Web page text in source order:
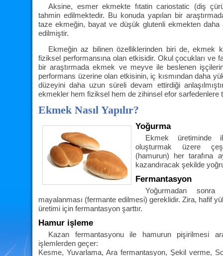
Aksine, esmer ekmekte fıtatin cariostatic (diş
tahmin edilmektedir. Bu konuda yapılan bir
taze ekmeğin, bayat ve düşük glutenli ekmekten daha
edilmiştir.
Ekmeğin az bilinen özelliklerinden biri de, ekmek
fiziksel performansına olan etkisidir. Okul çocukları ve
bir araştırmada ekmek ve meyve ile beslenen
performans üzerine olan etkisinin, iç kısmından daha
düzeyini daha uzun süreli devam ettirdiği
ekmekler hem fiziksel hem de zihinsel efor sarfedenlere
Ekmek Nasıl Yapılır?
Yoğurma
Ekmek üretiminde
oluşturmak üzere
(hamurun) her tarafına
kazandıracak şekilde
Fermantasyon
Yoğurmadan
mayalanması (fermante edilmesi) gereklidir. Zira, hafif
üretimi için fermantasyon şarttır.
Hamur işleme
Kazan fermantasyonu ile hamurun pişirilmesi
işlemlerden geçer:
Kesme, Yuvarlama, Ara fermantasyon, Şekil verme,